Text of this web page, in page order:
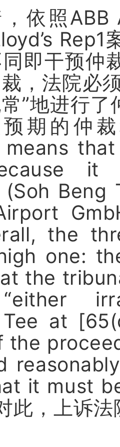
依照ABB
Rep1
即干预仲
，法院必
”地进行了
期的仲
means
it
Beng
the
one:
the
Tee at
the
it must
此，上诉